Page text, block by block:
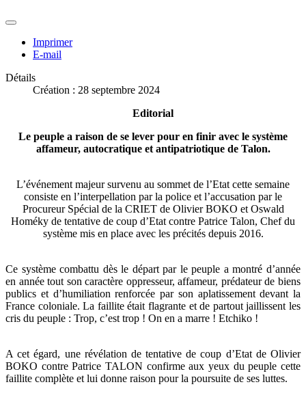
Imprimer
E-mail
Détails
Création : 28 septembre 2024
Editorial
Le peuple a raison de se lever pour en finir avec le système
affameur, autocratique et antipatriotique de Talon.
L’événement majeur survenu au sommet de l’Etat cette semaine
consiste en l’interpellation par la police et l’accusation par le
Procureur Spécial de la CRIET de Olivier BOKO et Oswald
Homéky de tentative de coup d’Etat contre Patrice Talon, Chef du
système mis en place avec les précités depuis 2016.
Ce système combattu dès le départ par le peuple a montré d’année
en année tout son caractère oppresseur, affameur, prédateur de biens
publics et d’humiliation renforcée par son aplatissement devant la
France coloniale. La faillite était flagrante et de partout jaillissent les
cris du peuple : Trop, c’est trop ! On en a marre ! Etchiko !
A cet égard, une révélation de tentative de coup d’Etat de Olivier
BOKO contre Patrice TALON confirme aux yeux du peuple cette
faillite complète et lui donne raison pour la poursuite de ses luttes.